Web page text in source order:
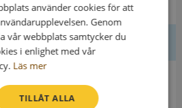
Län
använder cookies för att
Genom
vår webbplats samtycker du
i enlighet med vår
Läs mer
TILLÅT ALLA